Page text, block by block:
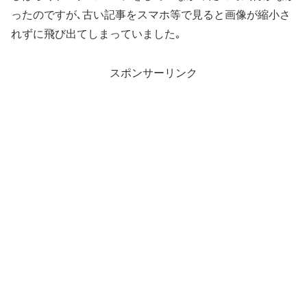
ったのですが､古い記事をスマホ等で見ると画像が縮小さ
れずに飛び出てしまっていました｡
スポンサーリンク